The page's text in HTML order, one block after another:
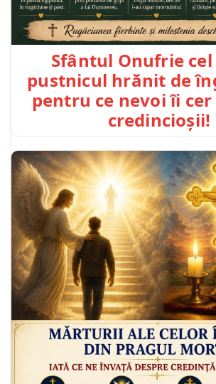
Sfântul Onufrie
pustnicul hrănit de
pentru ce nevoi îi
credincioșii!